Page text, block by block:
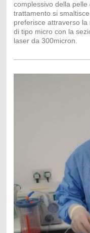
complessivo della
trattamento si
preferisce attraverso
di tipo micro con la
laser da 300micron.